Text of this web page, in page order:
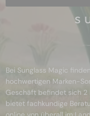
Bei Sunglass Magic
hochwertigen Marken-
Geschäft befindet sich 2
bietet fachkundige